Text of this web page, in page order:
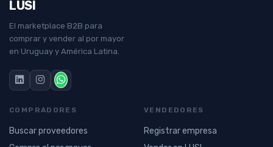
LUSI
El marketplace B2B para
comprar y vender al por mayor
en Uruguay y América Latina.
COMPRADORES
Buscar proveedores
VENDEDORES
Registrar empresa